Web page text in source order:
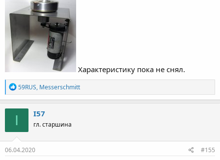
Характеристику пока не снял.
Р
е
а
к
и
:
59RUS, Messerschmitt
I I57
гл. старшина
06.04.2020 #155